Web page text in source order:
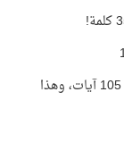
ولا تنسَ أن آيات القرآن التي تبدأ بكلمة (ثم) عددها 105 آيات، وهذا